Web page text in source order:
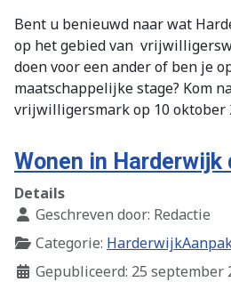
Bent u benieuwd naar wat
op het gebied van
doen voor een ander of ben je
maatschappelijke stage? Kom
vrijwilligersmark op 10 oktober
Wonen in Harderwijk
Details
Geschreven door: Redactie
Categorie:
Gepubliceerd: 25 september